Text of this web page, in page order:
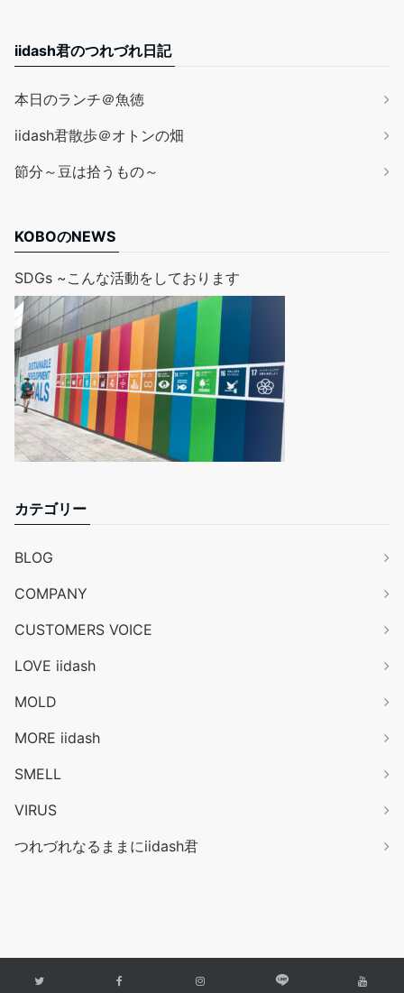
iidash君のつれづれ日記
本日のランチ＠魚徳
iidash君散歩＠オトンの畑
節分～豆は拾うもの～
KOBOのNEWS
SDGs ~こんな活動をしております
カテゴリー
BLOG
COMPANY
CUSTOMERS VOICE
LOVE iidash
MOLD
MORE iidash
SMELL
VIRUS
つれづれなるままにiidash君